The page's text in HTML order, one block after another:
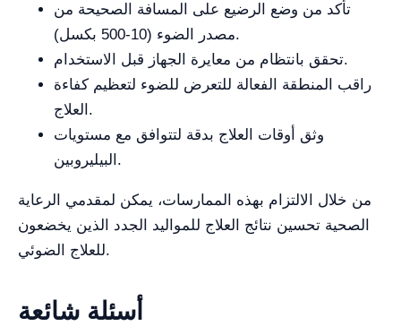
تأكد من وضع الرضيع على المسافة الصحيحة من
مصدر الضوء (10-500 بكسل).
تحقق بانتظام من معايرة الجهاز قبل الاستخدام.
راقب المنطقة الفعالة للتعرض للضوء لتعظيم كفاءة
العلاج.
وثق أوقات العلاج بدقة لتتوافق مع مستويات
البيليروبين.
من خلال الالتزام بهذه الممارسات، يمكن لمقدمي الرعاية
الصحية تحسين نتائج العلاج للمواليد الجدد الذين يخضعون
للعلاج الضوئي.
أسئلة شائعة